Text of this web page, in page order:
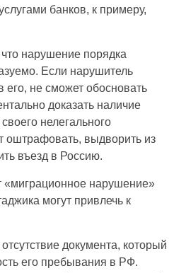
банков, к примеру,
нарушение порядка
Если нарушитель
его, не сможет обосновать
доказать наличие
нелегального
оштрафовать, выдворить из
въезд в Россию.
«миграционное нарушение»
могут привлечь к
документа, который
его пребывания в РФ.